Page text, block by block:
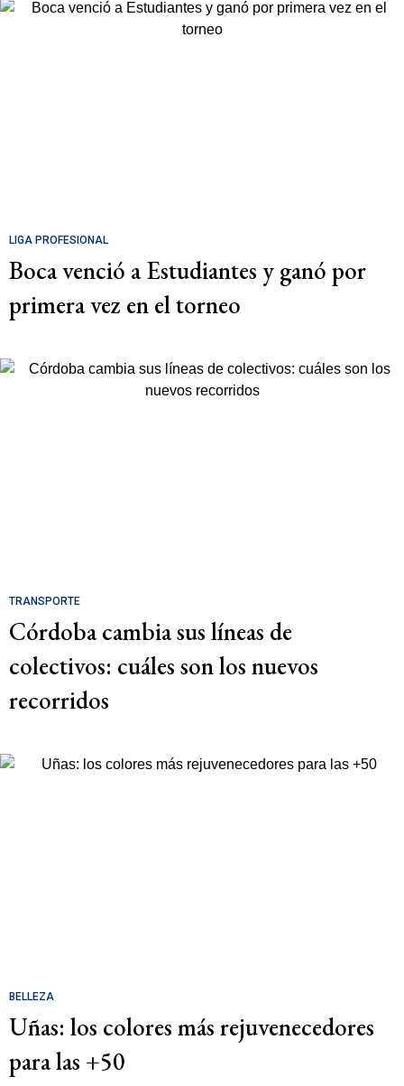
LIGA PROFESIONAL
Boca venció a Estudiantes y ganó por
primera vez en el torneo
TRANSPORTE
Córdoba cambia sus líneas de
colectivos: cuáles son los nuevos
recorridos
BELLEZA
Uñas: los colores más rejuvenecedores
para las +50